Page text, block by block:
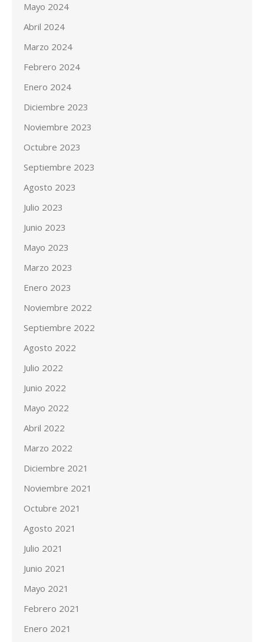
Mayo 2024
Abril 2024
Marzo 2024
Febrero 2024
Enero 2024
Diciembre 2023
Noviembre 2023
Octubre 2023
Septiembre 2023
Agosto 2023
Julio 2023
Junio 2023
Mayo 2023
Marzo 2023
Enero 2023
Noviembre 2022
Septiembre 2022
Agosto 2022
Julio 2022
Junio 2022
Mayo 2022
Abril 2022
Marzo 2022
Diciembre 2021
Noviembre 2021
Octubre 2021
Agosto 2021
Julio 2021
Junio 2021
Mayo 2021
Febrero 2021
Enero 2021